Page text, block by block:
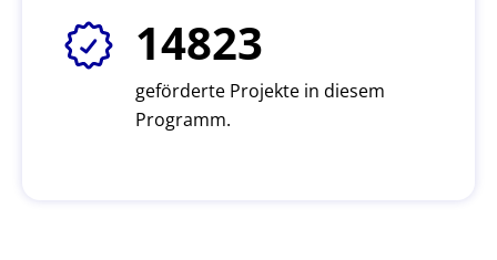
14823
geförderte Projekte in diesem
Programm.